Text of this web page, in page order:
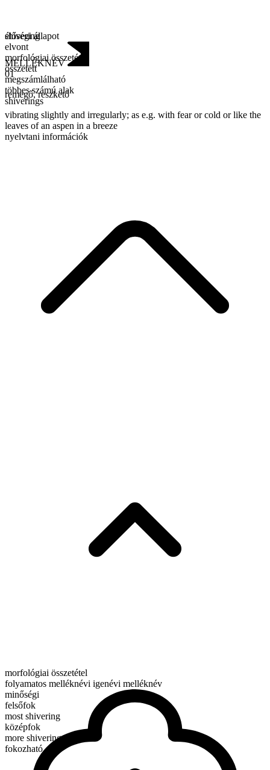
élőségi állapot
elvont
morfológiai összetétel
összetett
megszámlálható
többes számú alak
shiverings
shivering
MELLÉKNÉV
01
remegő,reszkető
vibrating slightly and irregularly; as e.g. with fear or cold or like the
leaves of an aspen in a breeze
nyelvtani információk
morfológiai összetétel
folyamatos melléknévi igenévi melléknév
minőségi
felsőfok
most shivering
középfok
more shivering
fokozható